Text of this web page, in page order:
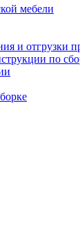
мебели
и отгрузки
по